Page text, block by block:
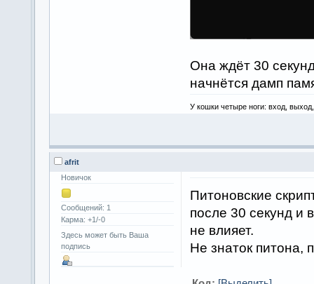
Она ждёт 30
начнётся дамп
У кошки четыре ноги: вход,
afrit
Новичок
Сообщений: 1
Карма: +1/-0
Здесь может быть Ваша
подпись
Питоновские
после 30 секунд и
не влияет.
Не знаток питона,